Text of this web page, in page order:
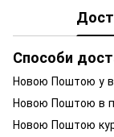
Способи
Новою Поштою у
Новою Поштою в
Новою Поштою